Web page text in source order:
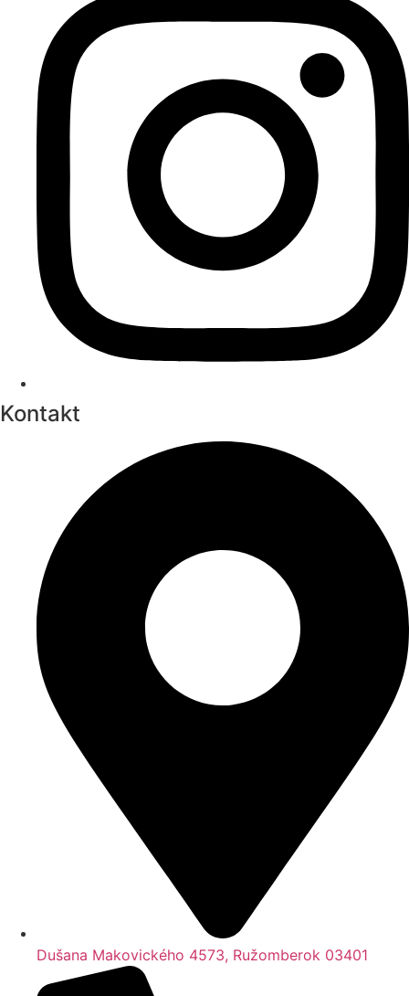
Kontakt
Dušana Makovického 4573, Ružomberok 03401